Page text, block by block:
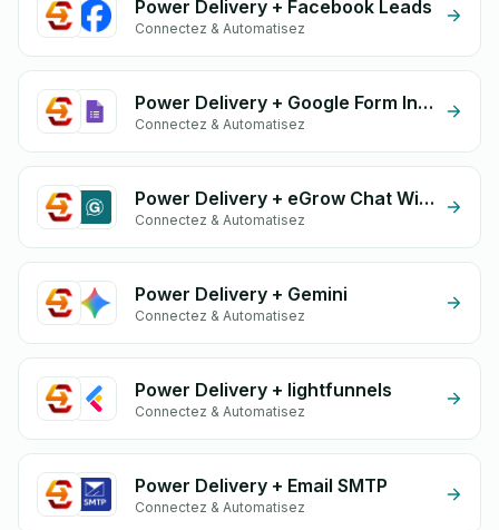
Power Delivery + Facebook Leads
Connectez & Automatisez
Power Delivery + Google Form Integration
Connectez & Automatisez
Power Delivery + eGrow Chat Widget
Connectez & Automatisez
Power Delivery + Gemini
Connectez & Automatisez
Power Delivery + lightfunnels
Connectez & Automatisez
Power Delivery + Email SMTP
Connectez & Automatisez